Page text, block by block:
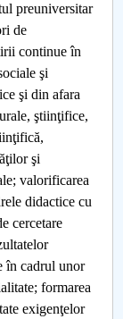
preuniversitar
de
continue în
şi
şi din afara
ştiinţifice,
şi
valorificarea
didactice cu
cercetare
în cadrul unor
formarea
exigenţelor